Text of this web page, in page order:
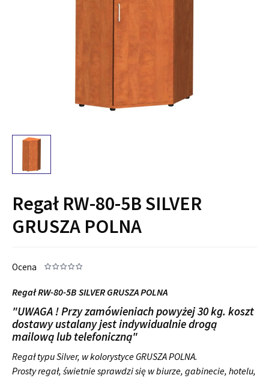
Regał RW-80-5B SILVER
GRUSZA POLNA
Ocena
Regał RW-80-5B SILVER GRUSZA POLNA
"UWAGA ! Przy zamówieniach powyżej 30 kg. koszt
dostawy ustalany jest indywidualnie drogą
mailową lub telefoniczną"
Regał typu Silver, w kolorystyce GRUSZA POLNA.
Prosty regał, świetnie sprawdzi się w biurze, gabinecie, hotelu,